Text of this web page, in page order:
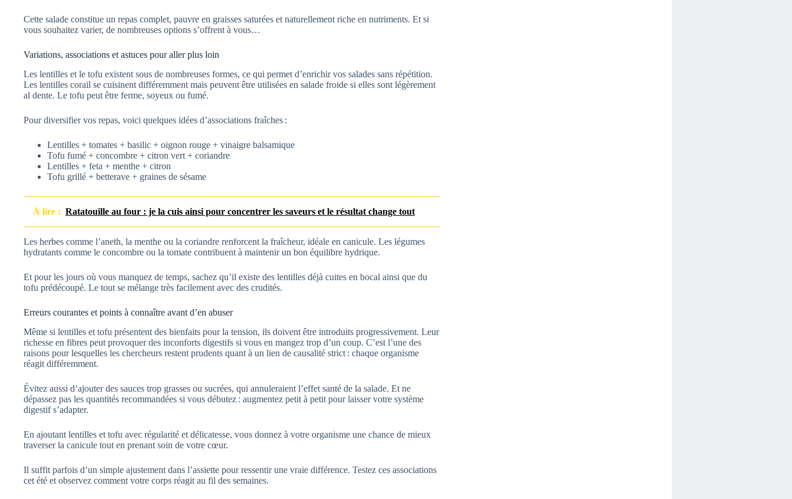
Cette salade constitue un repas complet, pauvre en graisses saturées et naturellement riche en nutriments. Et si
vous souhaitez varier, de nombreuses options s’offrent à vous…
Variations, associations et astuces pour aller plus loin
Les lentilles et le tofu existent sous de nombreuses formes, ce qui permet d’enrichir vos salades sans répétition.
Les lentilles corail se cuisinent différemment mais peuvent être utilisées en salade froide si elles sont légèrement
al dente. Le tofu peut être ferme, soyeux ou fumé.
Pour diversifier vos repas, voici quelques idées d’associations fraîches :
Lentilles + tomates + basilic + oignon rouge + vinaigre balsamique
Tofu fumé + concombre + citron vert + coriandre
Lentilles + feta + menthe + citron
Tofu grillé + betterave + graines de sésame
À lire : Ratatouille au four : je la cuis ainsi pour concentrer les saveurs et le résultat change tout
Les herbes comme l’aneth, la menthe ou la coriandre renforcent la fraîcheur, idéale en canicule. Les légumes
hydratants comme le concombre ou la tomate contribuent à maintenir un bon équilibre hydrique.
Et pour les jours où vous manquez de temps, sachez qu’il existe des lentilles déjà cuites en bocal ainsi que du
tofu prédécoupé. Le tout se mélange très facilement avec des crudités.
Erreurs courantes et points à connaître avant d’en abuser
Même si lentilles et tofu présentent des bienfaits pour la tension, ils doivent être introduits progressivement. Leur
richesse en fibres peut provoquer des inconforts digestifs si vous en mangez trop d’un coup. C’est l’une des
raisons pour lesquelles les chercheurs restent prudents quant à un lien de causalité strict : chaque organisme
réagit différemment.
Évitez aussi d’ajouter des sauces trop grasses ou sucrées, qui annuleraient l’effet santé de la salade. Et ne
dépassez pas les quantités recommandées si vous débutez : augmentez petit à petit pour laisser votre système
digestif s’adapter.
En ajoutant lentilles et tofu avec régularité et délicatesse, vous donnez à votre organisme une chance de mieux
traverser la canicule tout en prenant soin de votre cœur.
Il suffit parfois d’un simple ajustement dans l’assiette pour ressentir une vraie différence. Testez ces associations
cet été et observez comment votre corps réagit au fil des semaines.